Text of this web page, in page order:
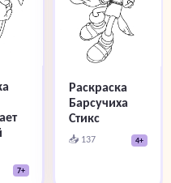
7+
Раскраска
Барсучиха
Стикс
📥 137 4+